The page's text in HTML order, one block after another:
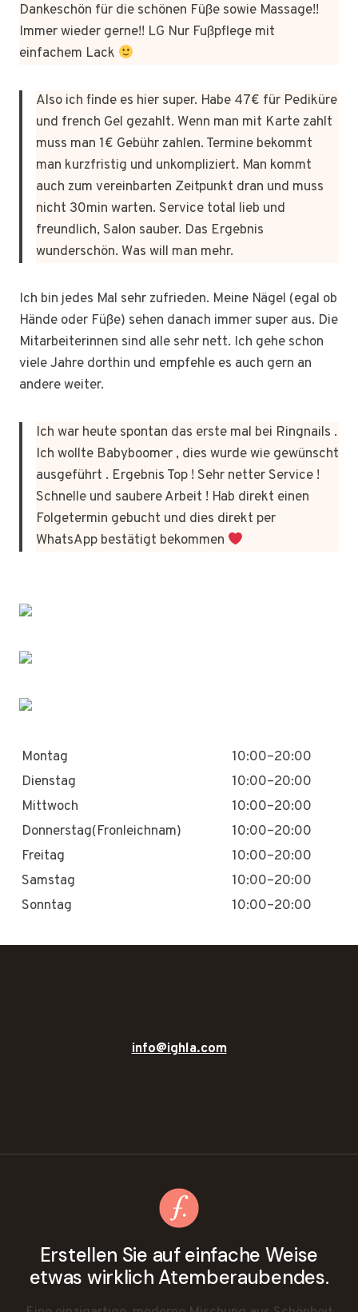
Dankeschön für die schönen Füße sowie Massage!!
Immer wieder gerne!! LG Nur Fußpflege mit
einfachem Lack
Also ich finde es hier super. Habe 47€ für Pediküre
und french Gel gezahlt. Wenn man mit Karte zahlt
muss man 1€ Gebühr zahlen. Termine bekommt
man kurzfristig und unkompliziert. Man kommt
auch zum vereinbarten Zeitpunkt dran und muss
nicht 30min warten. Service total lieb und
freundlich, Salon sauber. Das Ergebnis
wunderschön. Was will man mehr.
Ich bin jedes Mal sehr zufrieden. Meine Nägel (egal ob
Hände oder Füße) sehen danach immer super aus. Die
Mitarbeiterinnen sind alle sehr nett. Ich gehe schon
viele Jahre dorthin und empfehle es auch gern an
andere weiter.
Ich war heute spontan das erste mal bei Ringnails .
Ich wollte Babyboomer , dies wurde wie gewünscht
ausgeführt . Ergebnis Top ! Sehr netter Service !
Schnelle und saubere Arbeit ! Hab direkt einen
Folgetermin gebucht und dies direkt per
WhatsApp bestätigt bekommen
Montag
10:00–20:00
Dienstag
10:00–20:00
Mittwoch
10:00–20:00
Donnerstag(Fronleichnam)
10:00–20:00
Freitag
10:00–20:00
Samstag
10:00–20:00
Sonntag
10:00–20:00
info@ighla.com
Erstellen Sie auf einfache Weise
etwas wirklich Atemberaubendes.